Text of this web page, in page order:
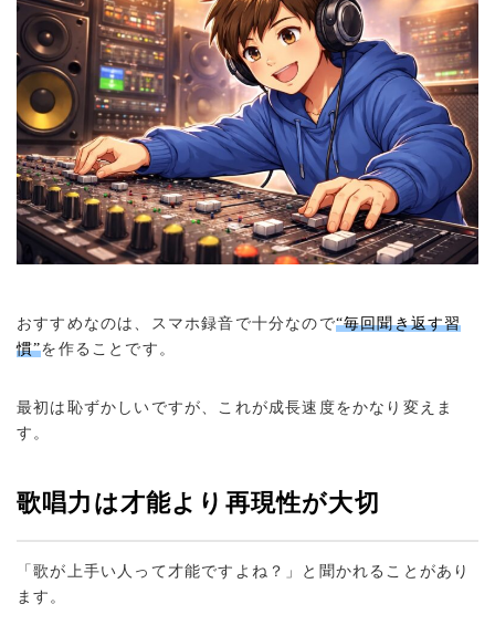
おすすめなのは、スマホ録音で十分なので“毎回聞き返す習
慣”を作ることです。
最初は恥ずかしいですが、これが成長速度をかなり変えま
す。
歌唱力は才能より再現性が大切
「歌が上手い人って才能ですよね？」と聞かれることがあり
ます。